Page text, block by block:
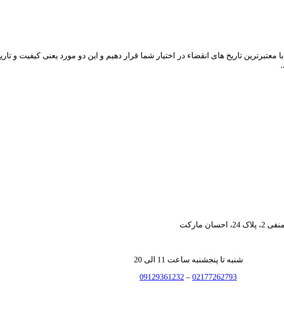
تاریخ های انقضاء در اختیار شما قرار دهیم و این دو مورد یعنی کیفیت و
شنبه تا پنجشنبه ساعت 11 الی 20
02177262793
–
09129361232